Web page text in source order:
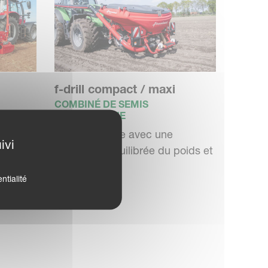
f-drill compact / maxi
COMBINÉ DE SEMIS
PNEUMATIQUE
Trémie frontale avec une
répartition équilibrée du poids et